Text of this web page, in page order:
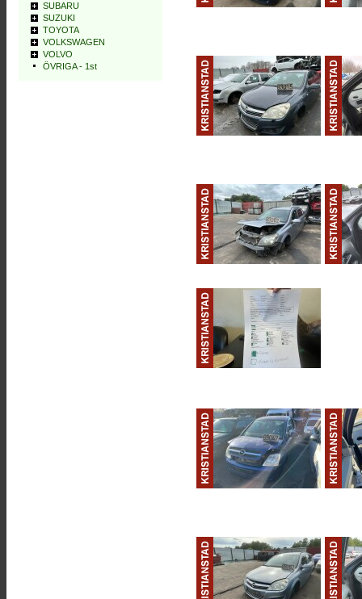
SUBARU
SUZUKI
TOYOTA
VOLKSWAGEN
VOLVO
ÖVRIGA - 1st